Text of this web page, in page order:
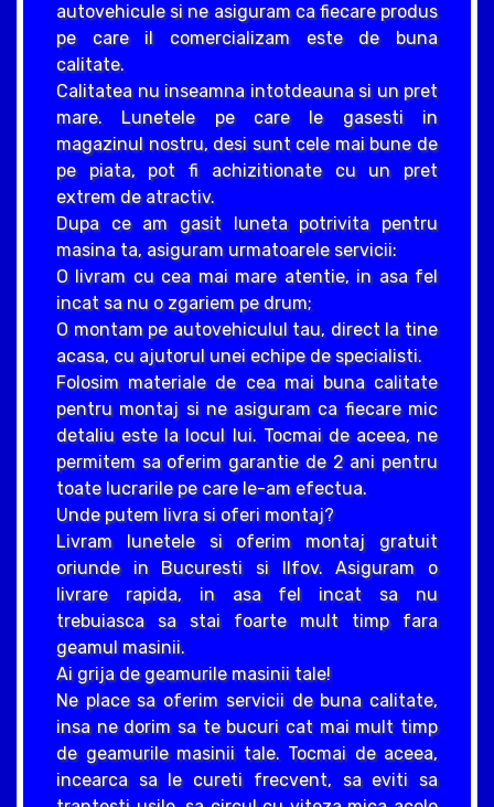
autovehicule si ne asiguram ca fiecare produs
pe care il comercializam este de buna
calitate.
Calitatea nu inseamna intotdeauna si un pret
mare. Lunetele pe care le gasesti in
magazinul nostru, desi sunt cele mai bune de
pe piata, pot fi achizitionate cu un pret
extrem de atractiv.
Dupa ce am gasit luneta potrivita pentru
masina ta, asiguram urmatoarele servicii:
O livram cu cea mai mare atentie, in asa fel
incat sa nu o zgariem pe drum;
O montam pe autovehiculul tau, direct la tine
acasa, cu ajutorul unei echipe de specialisti.
Folosim materiale de cea mai buna calitate
pentru montaj si ne asiguram ca fiecare mic
detaliu este la locul lui. Tocmai de aceea, ne
permitem sa oferim garantie de 2 ani pentru
toate lucrarile pe care le-am efectua.
Unde putem livra si oferi montaj?
Livram lunetele si oferim montaj gratuit
oriunde in Bucuresti si Ilfov. Asiguram o
livrare rapida, in asa fel incat sa nu
trebuiasca sa stai foarte mult timp fara
geamul masinii.
Ai grija de geamurile masinii tale!
Ne place sa oferim servicii de buna calitate,
insa ne dorim sa te bucuri cat mai mult timp
de geamurile masinii tale. Tocmai de aceea,
incearca sa le cureti frecvent, sa eviti sa